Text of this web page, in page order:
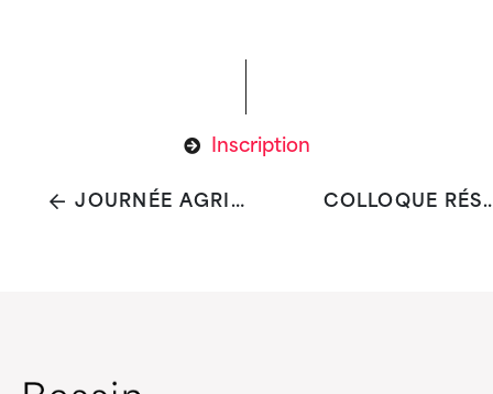
Inscription
JOURNÉE AGRICULTURE SOCIALE ET DE SOIN COLLOQUE RÉSEAU EN